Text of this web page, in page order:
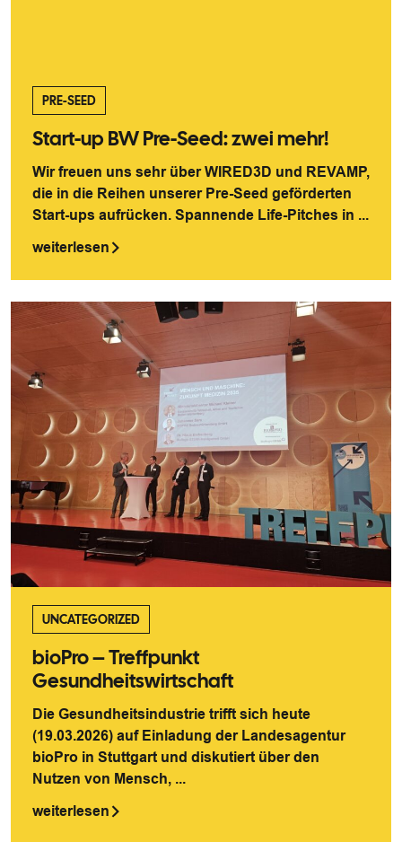
PRE-SEED
Start-up BW Pre-Seed: zwei mehr!
Wir freuen uns sehr über WIRED3D und REVAMP,
die in die Reihen unserer Pre-Seed geförderten
Start-ups aufrücken. Spannende Life-Pitches in ...
weiterlesen
UNCATEGORIZED
bioPro – Treffpunkt
Gesundheitswirtschaft
Die Gesundheitsindustrie trifft sich heute
(19.03.2026) auf Einladung der Landesagentur
bioPro in Stuttgart und diskutiert über den
Nutzen von Mensch, ...
weiterlesen